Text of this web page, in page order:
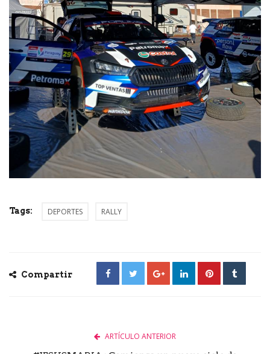
Tags: DEPORTES RALLY
Compartir
ARTÍCULO ANTERIOR